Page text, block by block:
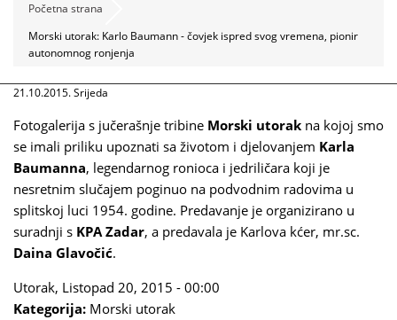
Početna strana
Morski utorak: Karlo Baumann - čovjek ispred svog vremena, pionir
autonomnog ronjenja
21.10.2015. Srijeda
Fotogalerija s jučerašnje tribine Morski utorak na kojoj smo
se imali priliku upoznati sa životom i djelovanjem Karla
Baumanna, legendarnog ronioca i jedriličara koji je
nesretnim slučajem poginuo na podvodnim radovima u
splitskoj luci 1954. godine. Predavanje je organizirano u
suradnji s KPA Zadar, a predavala je Karlova kćer, mr.sc.
Daina Glavočić.
Utorak, Listopad 20, 2015 - 00:00
Kategorija: Morski utorak